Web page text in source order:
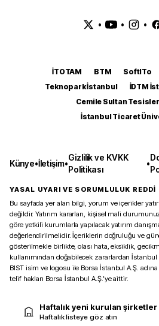
• • •
İTOTAM BTM SoftITo
Teknopark İstanbul
İDTM
Cemile Sultan
İstanbul Ticaret
Künye•İletişim•
Gizlilik ve KVKK
Politikası
•
YASAL UYARI VE SORUMLULUK REDDİ
Bu sayfada yer alan bilgi, yorum ve içerikler
değildir. Yatırım kararları, kişisel mali
göre yetkili kurumlarla yapılacak yatırım
değerlendirilmelidir. İçeriklerin doğruluğu ve
gösterilmekle birlikte, olası hata, eksiklik,
kullanımından doğabilecek zararlardan
BIST isim ve logosu ile Borsa İstanbul A.Ş.
telif hakları Borsa İstanbul A.Ş.’ye aittir.
Haftalık yeni kurulan şirketler
Haftalık listeye göz atın